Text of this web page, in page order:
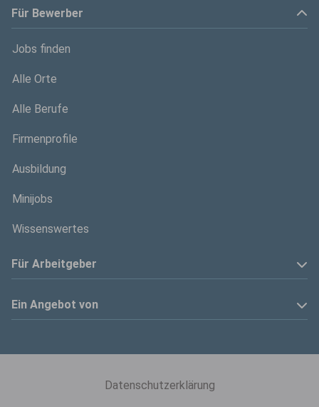
Für Bewerber
Jobs finden
Alle Orte
Alle Berufe
Firmenprofile
Ausbildung
Minijobs
Wissenswertes
Für Arbeitgeber
Anzeige schalten
Ein Angebot von
Datenschutzerklärung